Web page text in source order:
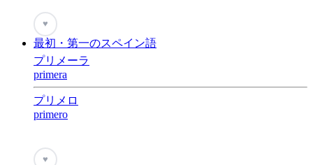
♥
最初・第一のスペイン語
プリメーラ
primera
プリメロ
primero
♥